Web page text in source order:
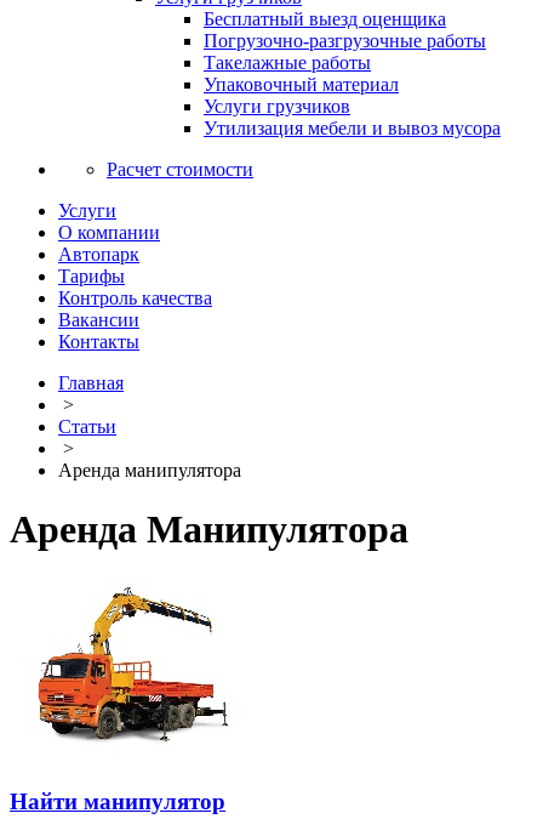
Бесплатный выезд оценщика
Погрузочно-разгрузочные работы
Такелажные работы
Упаковочный материал
Услуги грузчиков
Утилизация мебели и вывоз мусора
Расчет стоимости
Услуги
О компании
Автопарк
Тарифы
Контроль качества
Вакансии
Контакты
Главная
>
Статьи
>
Аренда манипулятора
Аренда Манипулятора
Найти манипулятор